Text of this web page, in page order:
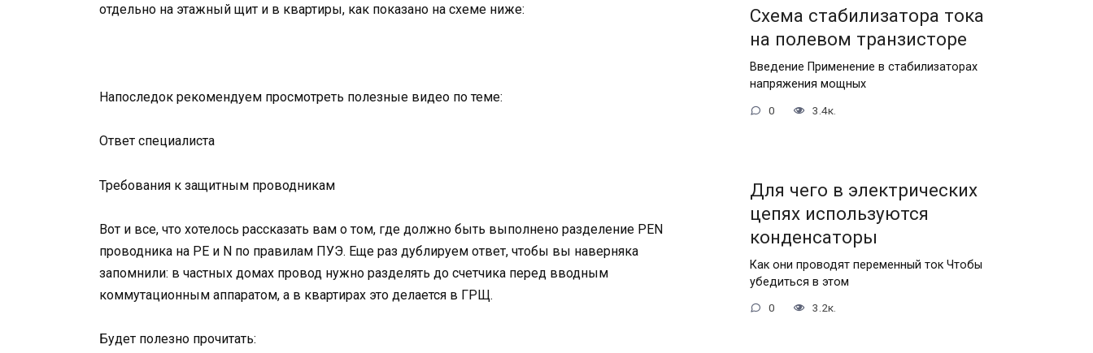
отдельно на этажный щит и в квартиры, как показано на схеме ниже:
Напоследок рекомендуем просмотреть полезные видео по теме:
Ответ специалиста
Требования к защитным проводникам
Вот и все, что хотелось рассказать вам о том, где должно быть выполнено разделение PEN
проводника на PE и N по правилам ПУЭ. Еще раз дублируем ответ, чтобы вы наверняка
запомнили: в частных домах провод нужно разделять до счетчика перед вводным
коммутационным аппаратом, а в квартирах это делается в ГРЩ.
Будет полезно прочитать:
Схема стабилизатора тока
на полевом транзисторе
Введение Применение в стабилизаторах
напряжения мощных
0 3.4к.
Для чего в электрических
цепях используются
конденсаторы
Как они проводят переменный ток Чтобы
убедиться в этом
0 3.2к.